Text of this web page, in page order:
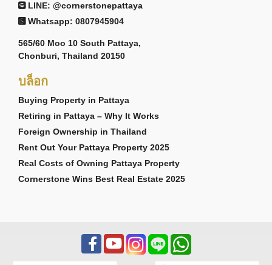
LINE: @cornerstonepattaya
Whatsapp: 0807945904
565/60 Moo 10 South Pattaya,
Chonburi, Thailand 20150
บล็อก
Buying Property in Pattaya
Retiring in Pattaya – Why It Works
Foreign Ownership in Thailand
Rent Out Your Pattaya Property 2025
Real Costs of Owning Pattaya Property
Cornerstone Wins Best Real Estate 2025